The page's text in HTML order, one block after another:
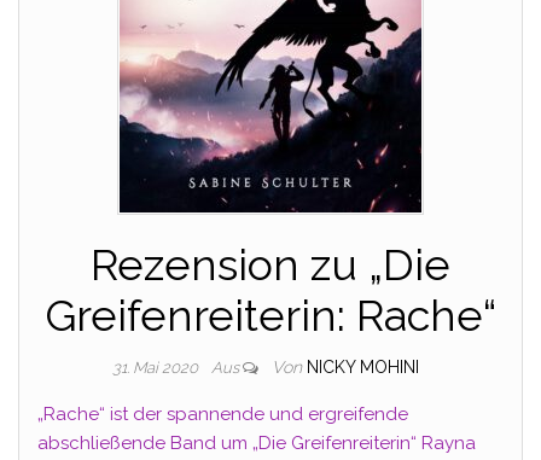
Rezension zu „Die
Greifenreiterin: Rache“
31. Mai 2020 Aus Von NICKY MOHINI
„Rache“ ist der spannende und ergreifende
abschließende Band um „Die Greifenreiterin“ Rayna